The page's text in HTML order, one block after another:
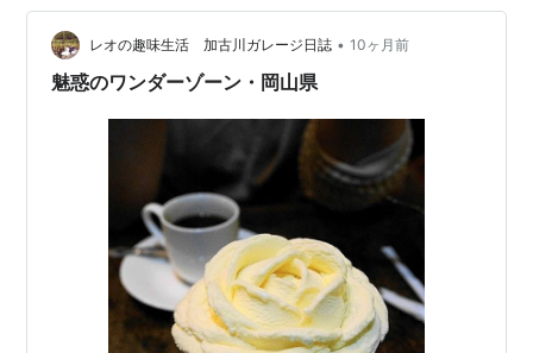
街で有名な鳥取県気高町の浜村を目指す。３月に山陰を
チャリ旅したルートを帰宅後に確認中に知った、ミシュ
ランに載った浜坂のラーメン屋さん「ホットエアー」に
レオの趣味生活 加古川ガレージ日誌 • 10ヶ月前
魅惑のワンダーゾーン・岡山県